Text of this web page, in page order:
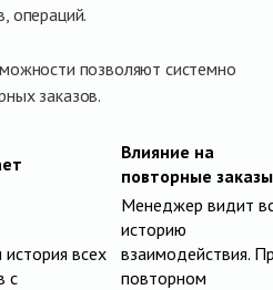
операций.
позволяют системно
заказов.
Влияние на
повторные заказы
всех
с
Менеджер видит
историю
взаимодействия.
повторном